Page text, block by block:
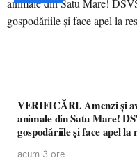
VERIFICĂRI. Amenzi și
animale din Satu Mare!
gospodăriile și face apel la
acum 3 ore